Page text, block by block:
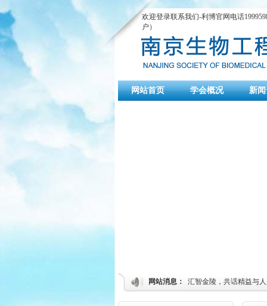
欢迎登录联系我们-利博官网电话
户）
网站首页 学会概况 新
网站消息： 汇智金陵，共话精益与